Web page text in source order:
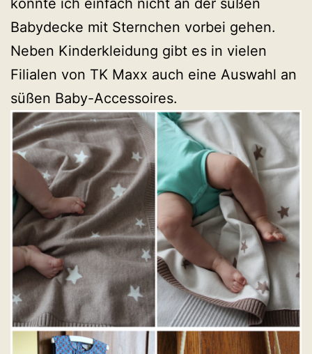
konnte ich einfach nicht an der süßen
Babydecke mit Sternchen vorbei gehen.
Neben Kinderkleidung gibt es in vielen
Filialen von TK Maxx auch eine Auswahl an
süßen Baby-Accessoires.